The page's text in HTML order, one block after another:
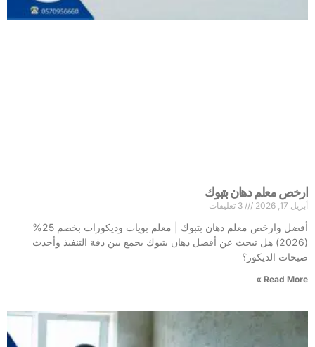
ارخص معلم دهان بتبوك
أبريل 17, 2026
أفضل وارخص معلم دهان بتبوك | معلم بويات وديكورات بخصم 25%
(2026) هل تبحث عن أفضل دهان بتبوك يجمع بين دقة التنفيذ وأحدث
صيحات الديكور؟
Read More »